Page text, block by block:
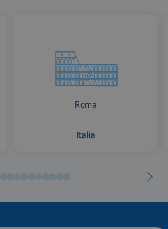
Roma
Italia